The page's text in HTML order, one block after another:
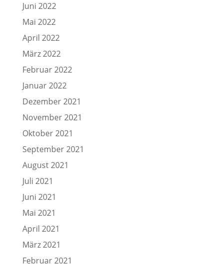
Juni 2022
Mai 2022
April 2022
März 2022
Februar 2022
Januar 2022
Dezember 2021
November 2021
Oktober 2021
September 2021
August 2021
Juli 2021
Juni 2021
Mai 2021
April 2021
März 2021
Februar 2021